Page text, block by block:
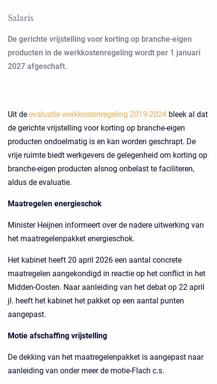
Salaris
De gerichte vrijstelling voor korting op branche-eigen
producten in de werkkostenregeling wordt per 1 januari
2027 afgeschaft.
Uit de evaluatie werkkostenregeling 2019-2024 bleek al dat
de gerichte vrijstelling voor korting op branche-eigen
producten ondoelmatig is en kan worden geschrapt. De
vrije ruimte biedt werkgevers de gelegenheid om korting op
branche-eigen producten alsnog onbelast te faciliteren,
aldus de evaluatie.
Maatregelen energieschok
Minister Heijnen informeert over de nadere uitwerking van
het maatregelenpakket energieschok.
Het kabinet heeft 20 april 2026 een aantal concrete
maatregelen aangekondigd in reactie op het conflict in het
Midden-Oosten. Naar aanleiding van het debat op 22 april
jl. heeft het kabinet het pakket op een aantal punten
aangepast.
Motie afschaffing vrijstelling
De dekking van het maatregelenpakket is aangepast naar
aanleiding van onder meer de motie-Flach c.s.